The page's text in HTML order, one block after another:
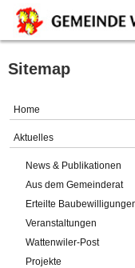
Home
Gemeinde
Verwaltung
Online-Service
Sitemap
Home
Aktuelles
News & Publikationen
Aus dem Gemeinderat
Erteilte
Veranstaltungen
Wattenwiler-Post
Projekte